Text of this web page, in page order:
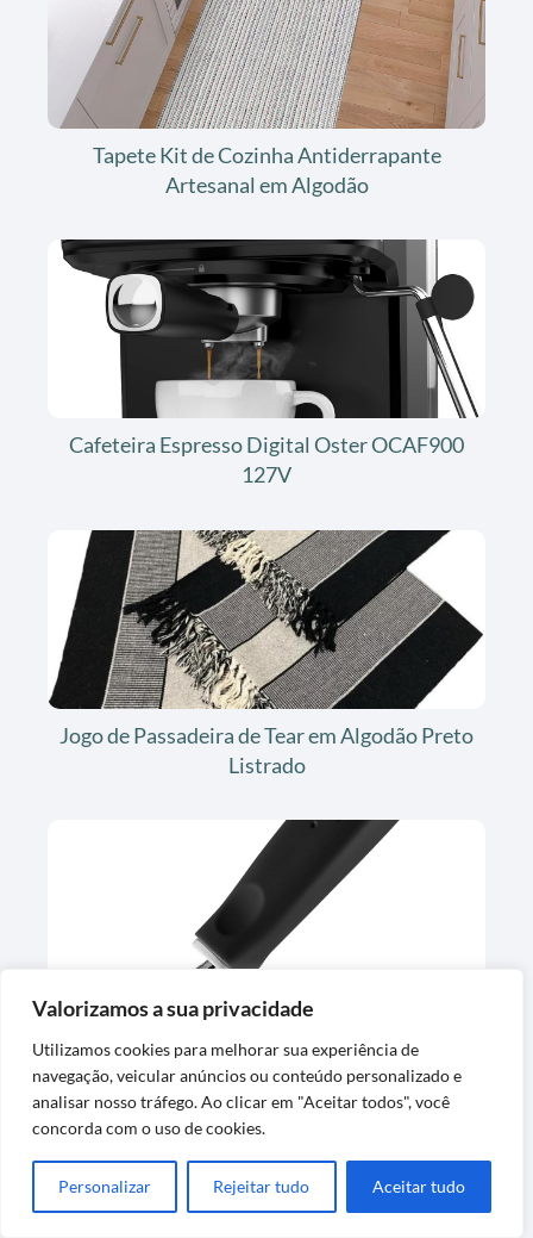
Valorizamos a sua privacidade
Utilizamos cookies para melhorar sua experiência de
navegação, veicular anúncios ou conteúdo personalizado e
analisar nosso tráfego. Ao clicar em "Aceitar todos", você
concorda com o uso de cookies.
Personalizar Rejeitar tudo Aceitar tudo
Tapete Kit de Cozinha Antiderrapante
Artesanal em Algodão
Cafeteira Espresso Digital Oster OCAF900
127V
Jogo de Passadeira de Tear em Algodão Preto
Listrado
Descascador de Batatas Tramontina Preto
Resistente